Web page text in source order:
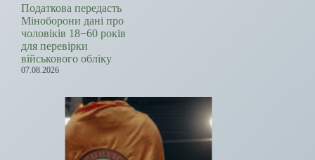
Податкова передасть
Міноборони дані про
чоловіків 18−60 років
для перевірки
військового обліку
07.08.2026